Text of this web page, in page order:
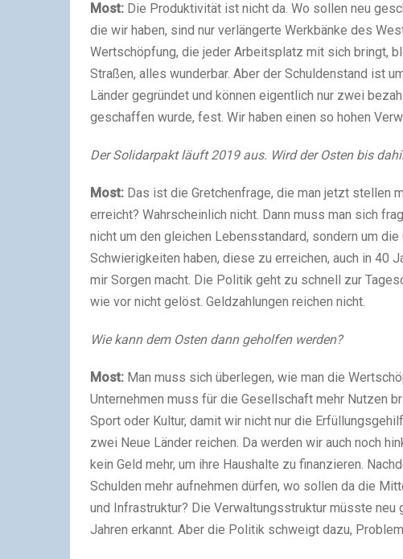
Most: Die Produktivität ist nicht da. Wo sollen neu
die wir haben, sind nur verlängerte Werkbänke des
Wertschöpfung, die jeder Arbeitsplatz mit sich bringt,
Straßen, alles wunderbar. Aber der Schuldenstand ist
Länder gegründet und können eigentlich nur zwei
geschaffen wurde, fest. Wir haben einen so hohen
Der Solidarpakt läuft 2019 aus. Wird der Osten bis
Most: Das ist die Gretchenfrage, die man jetzt stellen
erreicht? Wahrscheinlich nicht. Dann muss man sich
nicht um den gleichen Lebensstandard, sondern um
Schwierigkeiten haben, diese zu erreichen, auch in 40
mir Sorgen macht. Die Politik geht zu schnell zur
wie vor nicht gelöst. Geldzahlungen reichen nicht.
Wie kann dem Osten dann geholfen werden?
Most: Man muss sich überlegen, wie man die
Unternehmen muss für die Gesellschaft mehr Nutzen
Sport oder Kultur, damit wir nicht nur die
zwei Neue Länder reichen. Da werden wir auch noch
kein Geld mehr, um ihre Haushalte zu finanzieren.
Schulden mehr aufnehmen dürfen, wo sollen da die
und Infrastruktur? Die Verwaltungsstruktur müsste
Jahren erkannt. Aber die Politik schweigt dazu,